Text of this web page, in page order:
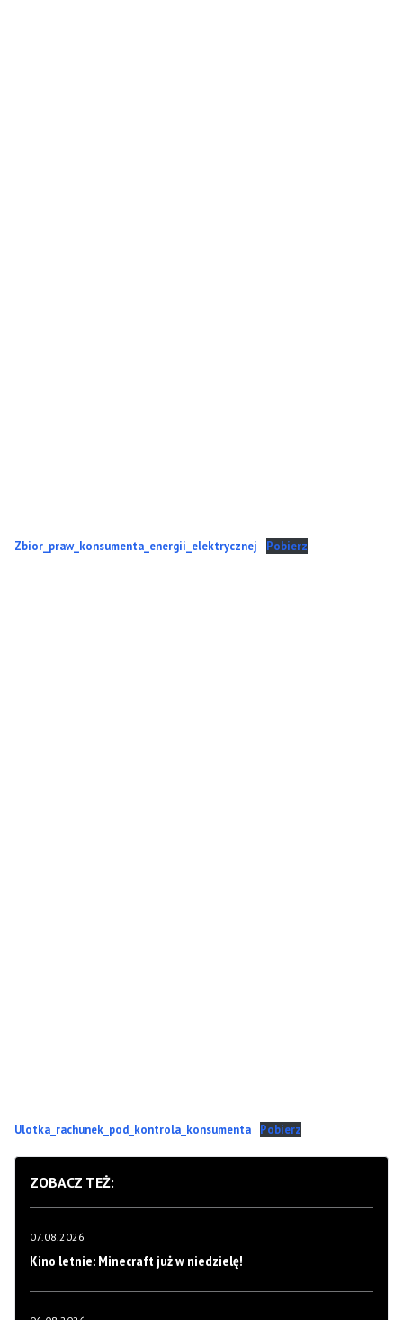
Zbior_praw_konsumenta_energii_elektrycznej Pobierz
Ulotka_rachunek_pod_kontrola_konsumenta Pobierz
ZOBACZ TEŻ:
07.08.2026
Kino letnie: Minecraft już w niedzielę!